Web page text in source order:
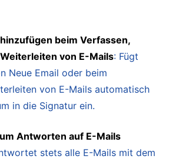
beim Verfassen,
von E-Mails: Fügt
Neue Email oder beim
von E-Mails automatisch
in die Signatur ein.
Antworten auf E-Mails
stets alle E-Mails mit dem